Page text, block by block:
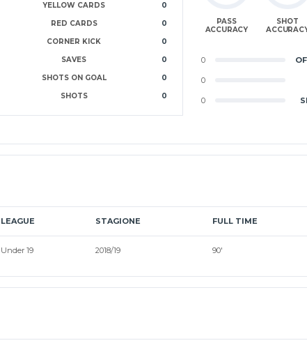
YELLOW CARDS
0
RED CARDS
0
CORNER KICK
0
SAVES
0
SHOTS ON GOAL
0
SHOTS 0
PASS
ACCURACY
SHOT
0
0
0
LEAGUE STAGIONE FULL TIME
Under 19 2018/19 90'